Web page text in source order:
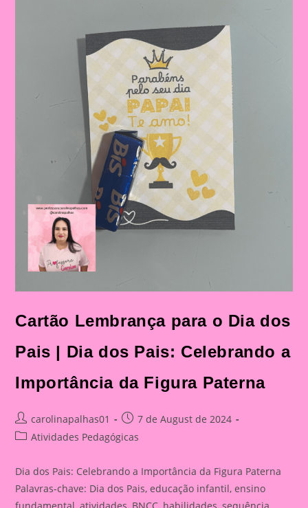
Figura
Paterna
Cartão Lembrança para o Dia dos
Pais | Dia dos Pais: Celebrando a
Importância da Figura Paterna
Post
author:
carolinapalhas01
Post
published:
7 de August de 2024
PostAtividades Pedagógicas
Dia dos Pais: Celebrando a Importância da Figura Paterna
Palavras-chave: Dia dos Pais, educação infantil, ensino